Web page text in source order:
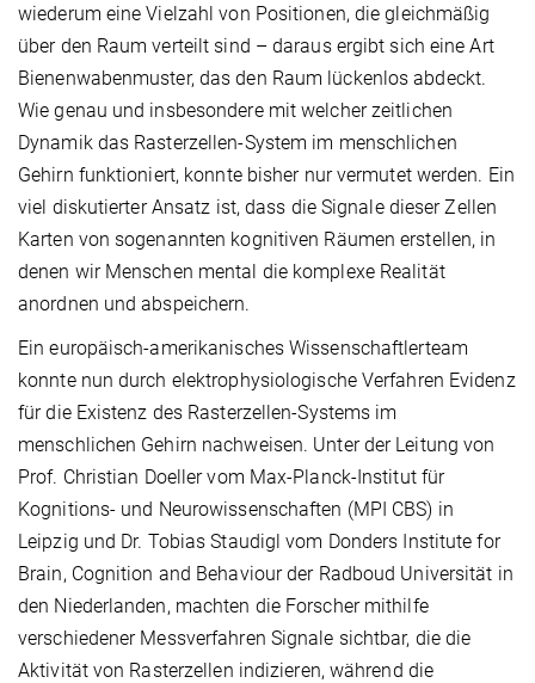
wiederum eine Vielzahl von Positionen, die gleichmäßig
über den Raum verteilt sind – daraus ergibt sich eine Art
Bienenwabenmuster, das den Raum lückenlos abdeckt.
Wie genau und insbesondere mit welcher zeitlichen
Dynamik das Rasterzellen-System im menschlichen
Gehirn funktioniert, konnte bisher nur vermutet werden. Ein
viel diskutierter Ansatz ist, dass die Signale dieser Zellen
Karten von sogenannten kognitiven Räumen erstellen, in
denen wir Menschen mental die komplexe Realität
anordnen und abspeichern.
Ein europäisch-amerikanisches Wissenschaftlerteam
konnte nun durch elektrophysiologische Verfahren Evidenz
für die Existenz des Rasterzellen-Systems im
menschlichen Gehirn nachweisen. Unter der Leitung von
Prof. Christian Doeller vom Max-Planck-Institut für
Kognitions- und Neurowissenschaften (MPI CBS) in
Leipzig und Dr. Tobias Staudigl vom Donders Institute for
Brain, Cognition and Behaviour der Radboud Universität in
den Niederlanden, machten die Forscher mithilfe
verschiedener Messverfahren Signale sichtbar, die die
Aktivität von Rasterzellen indizieren, während die